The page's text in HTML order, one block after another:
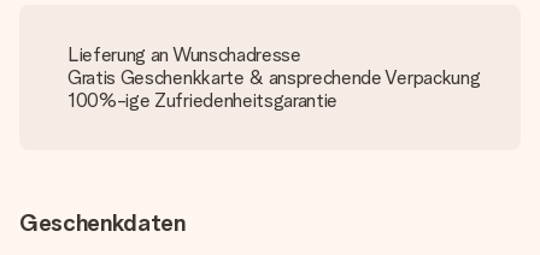
Lieferung an Wunschadresse
Gratis Geschenkkarte & ansprechende Verpackung
100%-ige Zufriedenheitsgarantie
Geschenkdaten